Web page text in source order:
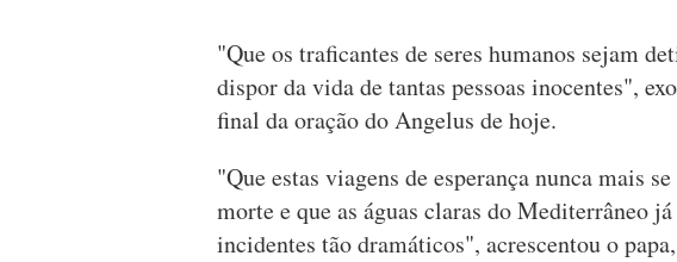
"Que os traficantes de seres humanos sejam
dispor da vida de tantas pessoas inocentes",
final da oração do Angelus de hoje.
"Que estas viagens de esperança nunca mais
morte e que as águas claras do Mediterrâneo
incidentes tão dramáticos", acrescentou o